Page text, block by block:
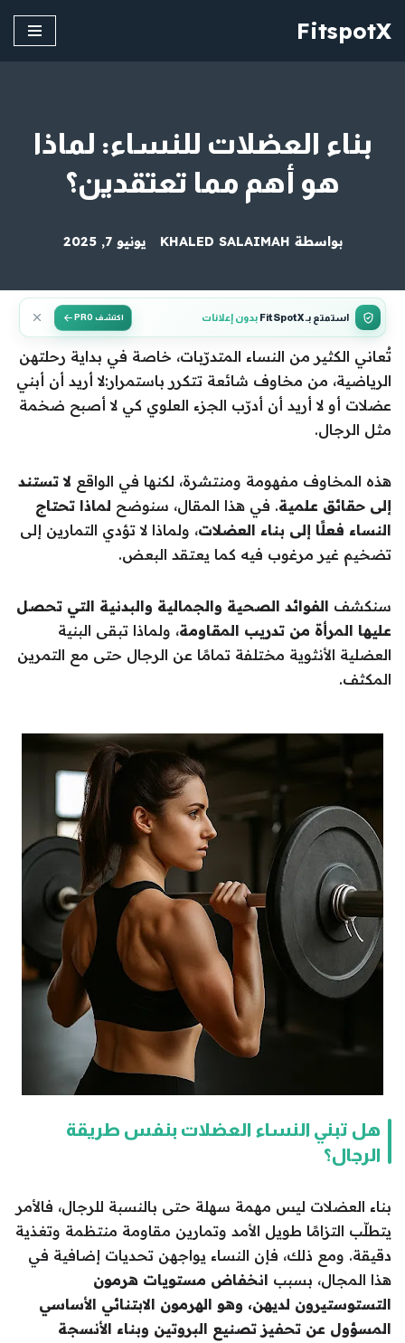
FitspotX
بناء العضلات للنساء: لماذا
هو أهم مما تعتقدين؟
بواسطة KHALED SALAIMAH يونيو 7, 2025
استمتع بـ FitSpotX بدون إعلانات اكتشف PRO
تُعاني الكثير من النساء المتدرّبات، خاصة في بداية رحلتهن
الرياضية، من مخاوف شائعة تتكرر باستمرار:لا أريد أن أبني
عضلات أو لا أريد أن أدرّب الجزء العلوي كي لا أصبح ضخمة
مثل الرجال.
هذه المخاوف مفهومة ومنتشرة، لكنها في الواقع لا تستند
إلى حقائق علمية. في هذا المقال، سنوضح لماذا تحتاج
النساء فعلًا إلى بناء العضلات، ولماذا لا تؤدي التمارين إلى
تضخيم غير مرغوب فيه كما يعتقد البعض.
سنكشف الفوائد الصحية والجمالية والبدنية التي تحصل
عليها المرأة من تدريب المقاومة، ولماذا تبقى البنية
العضلية الأنثوية مختلفة تمامًا عن الرجال حتى مع التمرين
المكثف.
هل تبني النساء العضلات بنفس طريقة
الرجال؟
بناء العضلات ليس مهمة سهلة حتى بالنسبة للرجال، فالأمر
يتطلّب التزامًا طويل الأمد وتمارين مقاومة منتظمة وتغذية
دقيقة. ومع ذلك، فإن النساء يواجهن تحديات إضافية في
هذا المجال، بسبب انخفاض مستويات هرمون
التستوستيرون لديهن، وهو الهرمون الابتنائي الأساسي
المسؤول عن تحفيز تصنيع البروتين وبناء الأنسجة